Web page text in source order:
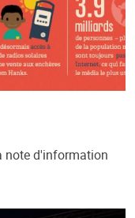
note d'information